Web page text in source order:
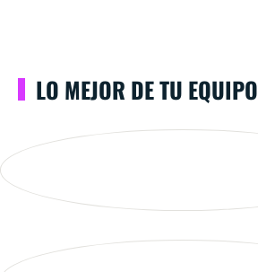
LO MEJOR DE TU EQUIPO